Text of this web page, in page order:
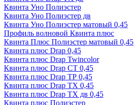
Квинта Уно Полиэстер
Квинта Уно Полиэстер дв
Квинта Уно Полиэстер матовый 0,45
Профиль волновой Квинта плюс
Квинта Плюс Полиэстер матовый 0,45
Квинта плюс Drap 0,45
Квинта плюс Drap Twincolor
Квинта плюс Drap СТ 0,45
Квинта плюс Drap ТР 0,45
Квинта плюс Drap ТХ 0,45
Квинта плюс Drap ТХ дв 0,45
Квинта плюс Полиэстер